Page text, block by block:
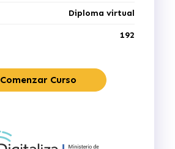
Diploma virtual
192
Comenzar Curso